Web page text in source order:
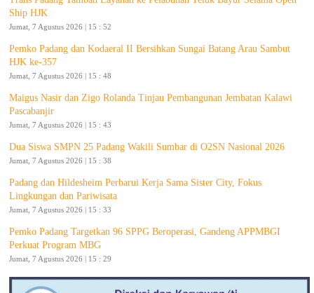
Ship HJK
Jumat, 7 Agustus 2026 | 15 : 52
Pemko Padang dan Kodaeral II Bersihkan Sungai Batang Arau Sambut
HJK ke-357
Jumat, 7 Agustus 2026 | 15 : 48
Maigus Nasir dan Zigo Rolanda Tinjau Pembangunan Jembatan Kalawi
Pascabanjir
Jumat, 7 Agustus 2026 | 15 : 43
Dua Siswa SMPN 25 Padang Wakili Sumbar di O2SN Nasional 2026
Jumat, 7 Agustus 2026 | 15 : 38
Padang dan Hildesheim Perbarui Kerja Sama Sister City, Fokus
Lingkungan dan Pariwisata
Jumat, 7 Agustus 2026 | 15 : 33
Pemko Padang Targetkan 96 SPPG Beroperasi, Gandeng APPMBGI
Perkuat Program MBG
Jumat, 7 Agustus 2026 | 15 : 29